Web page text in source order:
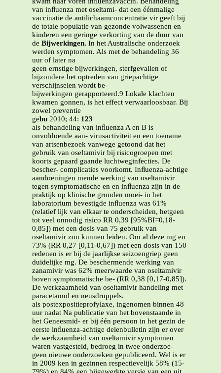
van inﬂuenza met oseltami- dat een éénmalige
vaccinatie de antilichaamconcentratie vir geeft bij
de totale populatie van gezonde volwassenen en
kinderen een geringe verkorting van de duur van
de Bijwerkingen. In het Australische onderzoek
werden symptomen. Als met de behandeling 36
uur of later na
geen ernstige bijwerkingen, sterfgevallen of
bijzondere het optreden van griepachtige
verschijnselen wordt be-
bijwerkingen gerapporteerd.9 Lokale klachten
kwamen gonnen, is het effect verwaarloosbaar. Bij
zowel preventie
gebu 2010; 44: 123
als behandeling van inﬂuenza A en B is
onvoldoende aan- virusactiviteit en een toename
van artsenbezoek vanwege getoond dat het
gebruik van oseltamivir bij risicogroepen met
koorts gepaard gaande luchtweginfecties. De
bescher- complicaties voorkomt. Inﬂuenza-achtige
aandoeningen mende werking van oseltamivir
tegen symptomatische en en inﬂuenza zijn in de
praktijk op klinische gronden moei- in het
laboratorium bevestigde inﬂuenza was 61%
(relatief lijk van elkaar te onderscheiden, hetgeen
tot veel onnodig risico RR 0,39 [95%BI=0,18-
0,85]) met een dosis van 75 gebruik van
oseltamivir zou kunnen leiden. Om al deze mg en
73% (RR 0,27 [0,11-0,67]) met een dosis van 150
redenen is er bij de jaarlijkse seizoengriep geen
duidelijke mg. De beschermende werking van
zanamivir was 62% meerwaarde van oseltamivir
boven symptomatische be- (RR 0,38 [0,17-0,85]).
De werkzaamheid van oseltamivir handeling met
paracetamol en neusdruppels.
als postexpositieprofylaxe, ingenomen binnen 48
uur nadat Na publicatie van het bovenstaande in
het Geneesmid- er bij één persoon in het gezin de
eerste inﬂuenza-achtige delenbulletin zijn er over
de werkzaamheid van oseltamivir symptomen
waren vastgesteld, bedroeg in twee onderzoe-
geen nieuwe onderzoeken gepubliceerd. Wel is er
in 2009 ken in gezinnen respectievelijk 58% (15-